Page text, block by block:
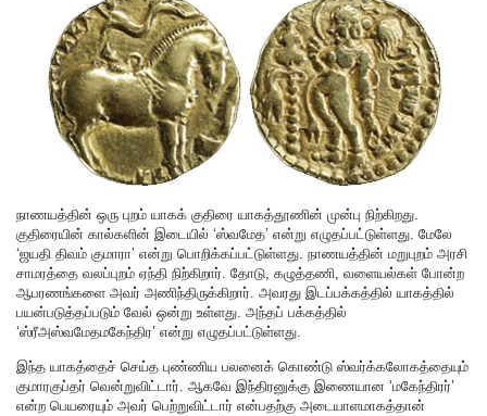
நாணயத்தின் ஒரு புறம் யாகக் குதிரை யாகத்தூணின் முன்பு நிற்கிறது.
குதிரையின் கால்களின் இடையில் ‘ஸ்வமேத’ என்று எழுதப்பட்டுள்ளது. மேலே
‘ஜயதி திவம் குமாரா’ என்று பொறிக்கப்பட்டுள்ளது. நாணயத்தின் மறுபுறம் அரசி
சாமரத்தை வலப்புறம் ஏந்தி நிற்கிறார். தோடு, கழுத்தணி, வளையல்கள் போன்ற
ஆபரணங்களை அவர் அணிந்திருக்கிறார். அவரது இடப்பக்கத்தில் யாகத்தில்
பயன்படுத்தப்படும் வேல் ஒன்று உள்ளது. அந்தப் பக்கத்தில்
‘ஸ்ரீஅஸ்வமேதமகேந்திர’ என்று எழுதப்பட்டுள்ளது.
இந்த யாகத்தைச் செய்த புண்ணிய பலனைக் கொண்டு ஸ்வர்க்கலோகத்தையும்
குமாரகுப்தர் வென்றுவிட்டார். ஆகவே இந்திரனுக்கு இணையான ‘மகேந்திரர்’
என்ற பெயரையும் அவர் பெற்றுவிட்டார் என்பதற்கு அடையாளமாகத்தான்